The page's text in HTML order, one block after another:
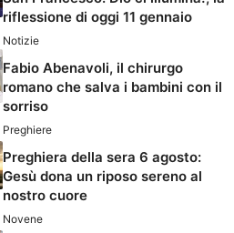
riflessione di oggi 11 gennaio
Notizie
Fabio Abenavoli, il chirurgo
romano che salva i bambini con il
sorriso
Preghiere
Preghiera della sera 6 agosto:
Gesù dona un riposo sereno al
nostro cuore
Novene